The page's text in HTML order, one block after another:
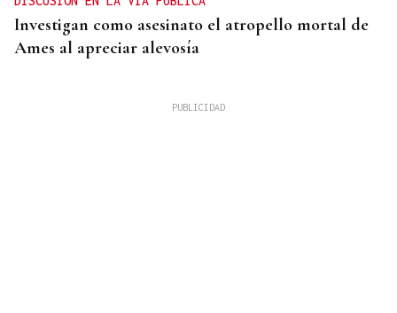
Investigan como asesinato el atropello mortal de
Ames al apreciar alevosía